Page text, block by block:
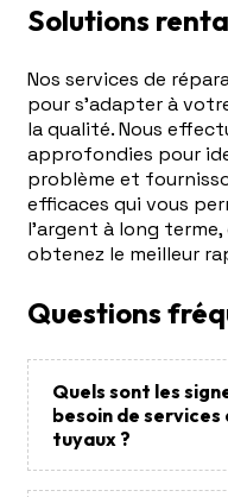
Solutions
Nos services de
pour s'adapter à
la qualité. Nous
approfondies pour
problème et
efficaces qui vous
l'argent à long
obtenez le meilleur
Questions
Quels sont les
besoin de
tuyaux ?